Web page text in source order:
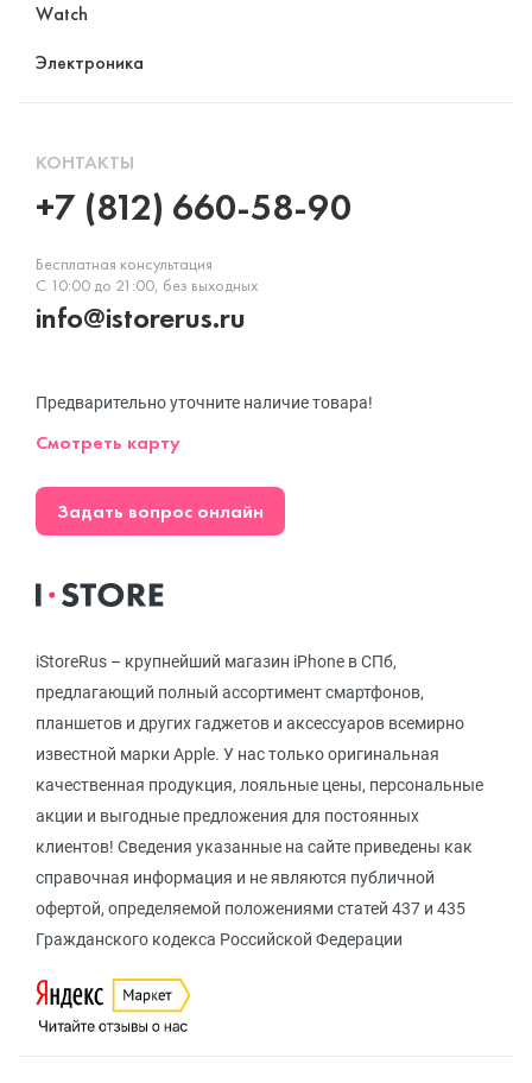
iStoreRus – крупнейший магазин iPhone в СПб,
предлагающий полный ассортимент смартфонов,
планшетов и других гаджетов и аксессуаров всемирно
известной марки Apple. У нас только оригинальная
качественная продукция, лояльные цены, персональные
акции и выгодные предложения для постоянных
клиентов! Сведения указанные на сайте приведены как
справочная информация и не являются публичной
офертой, определяемой положениями статей 437 и 435
Гражданского кодекса Российской Федерации
Watch
Электроника
КОНТАКТЫ
+7 (812) 660-58-90
Бесплатная консультация
С 10:00 до 21:00, без выходных
info@istorerus.ru
Предварительно уточните наличие товара!
Смотреть карту
Задать вопрос онлайн